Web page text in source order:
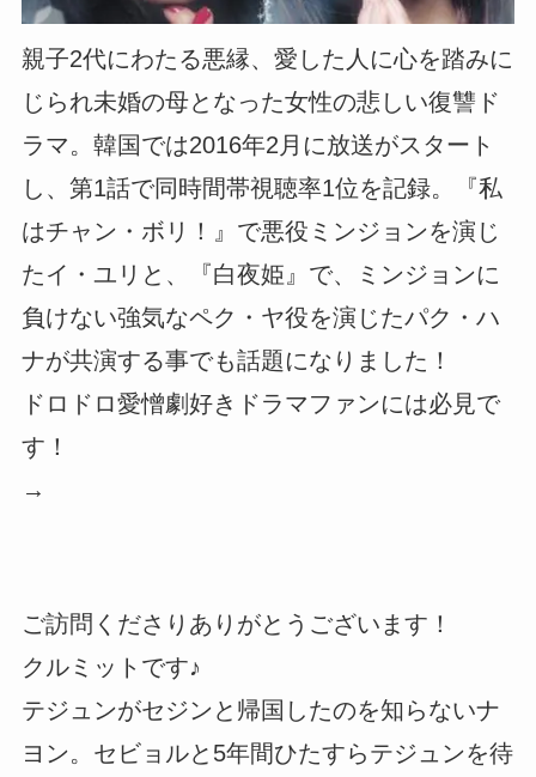
親子2代にわたる悪縁、愛した人に心を踏みに
じられ未婚の母となった女性の悲しい復讐ド
ラマ。韓国では2016年2月に放送がスタート
し、第1話で同時間帯視聴率1位を記録。『私
はチャン・ボリ！』で悪役ミンジョンを演じ
たイ・ユリと、『白夜姫』で、ミンジョンに
負けない強気なペク・ヤ役を演じたパク・ハ
ナが共演する事でも話題になりました！
ドロドロ愛憎劇好きドラマファンには必見で
す！
→
ご訪問くださりありがとうございます！
クルミットです♪
テジュンがセジンと帰国したのを知らないナ
ヨン。セビョルと5年間ひたすらテジュンを待